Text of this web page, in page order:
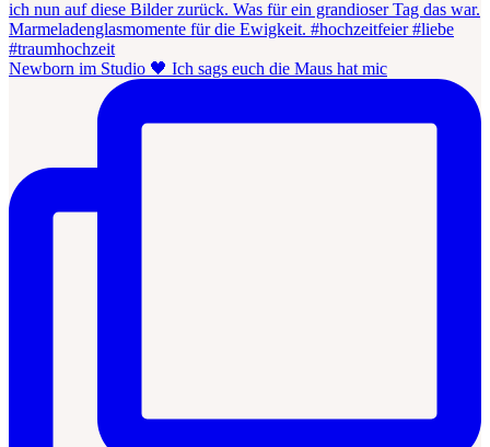
Newborn im Studio 🖤 Ich sags euch die Maus hat mic